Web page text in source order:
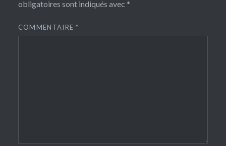
obligatoires sont indiqués avec *
COMMENTAIRE*